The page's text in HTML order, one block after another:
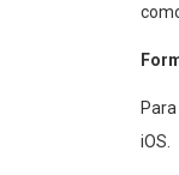
iOS.